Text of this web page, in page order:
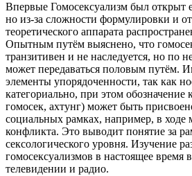
Впервые Гомосексуализм был открыт
но из-за сложности формулировки и
теоретического аппарата
Опытным путём выяснено, что
транзитивен и не наследуется, но по
может передаваться половым путём.
элементы упорядоченности, так как
категориально, при этом обозначение
гомосек, ахтунг) может быть
социальных рамках, например, в ходе
конфликта. Это выводит понятие за
сексологического уровня. Изучение
гомосексуализмов в настоящее время
телевидении и радио.